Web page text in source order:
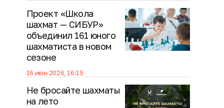
Проект «Школа
шахмат — СИБУР»
объединил 161 юного
шахматиста в новом
сезоне
16 июн 2026, 16:15
Не бросайте шахматы
на лето